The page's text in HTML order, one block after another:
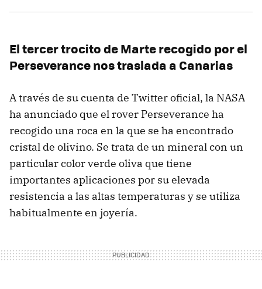
El tercer trocito de Marte recogido por el
Perseverance nos traslada a Canarias
A través de su cuenta de Twitter oficial, la NASA
ha anunciado que el rover Perseverance ha
recogido una roca en la que se ha encontrado
cristal de olivino. Se trata de un mineral con un
particular color verde oliva que tiene
importantes aplicaciones por su elevada
resistencia a las altas temperaturas y se utiliza
habitualmente en joyería.